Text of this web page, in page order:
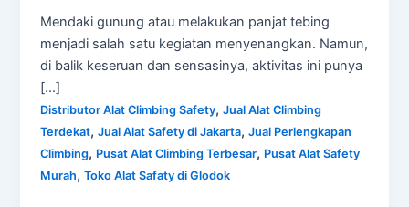
Mendaki gunung atau melakukan panjat tebing
menjadi salah satu kegiatan menyenangkan. Namun,
di balik keseruan dan sensasinya, aktivitas ini punya
[…]
Distributor Alat Climbing Safety,Jual Alat Climbing
Terdekat,Jual Alat Safety di Jakarta,Jual Perlengkapan
Climbing, Pusat Alat Climbing Terbesar, Pusat Alat Safety
Murah,Toko Alat Safaty di Glodok